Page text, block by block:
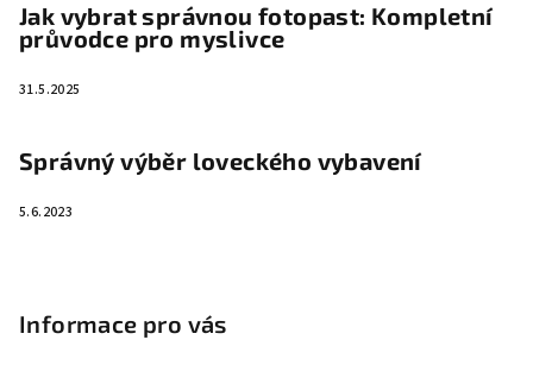
Jak vybrat správnou fotopast: Kompletní
průvodce pro myslivce
31.5.2025
Správný výběr loveckého vybavení
5.6.2023
Informace pro vás